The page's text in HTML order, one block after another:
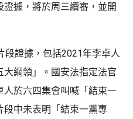
據，將於周三續審，並開
段證據，包括2021年李卓人
綱領」。國安法指定法官
人於六四集會叫喊「結束一
段中未表明「結束一黨專